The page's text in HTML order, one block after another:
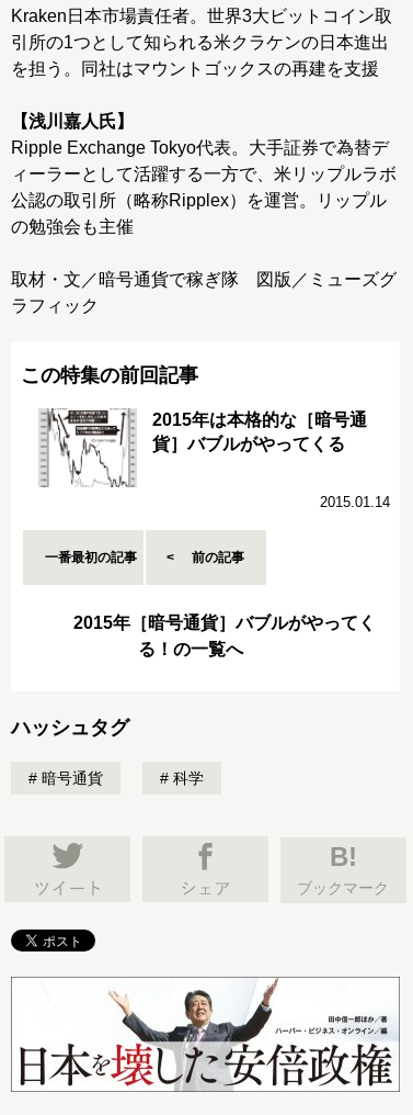
Kraken日本市場責任者。世界3大ビットコイン取
引所の1つとして知られる米クラケンの日本進出
を担う。同社はマウントゴックスの再建を支援
【浅川嘉人氏】
Ripple Exchange Tokyo代表。大手証券で為替デ
ィーラーとして活躍する一方で、米リップルラボ
公認の取引所（略称Ripplex）を運営。リップル
の勉強会も主催
取材・文／暗号通貨で稼ぎ隊 図版／ミューズグ
ラフィック
この特集の前回記事
2015年は本格的な［暗号通
貨］バブルがやってくる
2015.01.14
一番最初の記事 前の記事
2015年［暗号通貨］バブルがやってく
る！の一覧へ
ハッシュタグ
暗号通貨 科学
B!
ブックマーク